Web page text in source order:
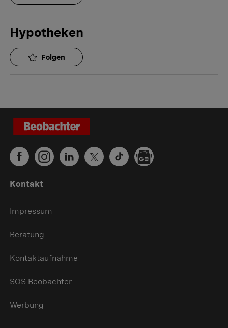
Hypotheken
Folgen
Kontakt
Impressum
Beratung
Kontaktaufnahme
SOS Beobachter
Werbung